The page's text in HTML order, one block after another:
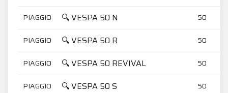
PIAGGIO 🔍 VESPA 50 N 50
PIAGGIO 🔍 VESPA 50 R 50
PIAGGIO 🔍 VESPA 50 REVIVAL 50
PIAGGIO 🔍 VESPA 50 S 50